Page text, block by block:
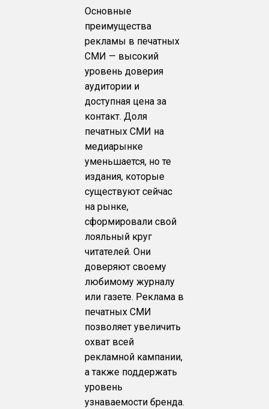
Основные
преимущества
рекламы в печатных
СМИ — высокий
уровень доверия
аудитории и
доступная цена за
контакт. Доля
печатных СМИ на
медиарынке
уменьшается, но те
издания, которые
существуют сейчас
на рынке,
сформировали свой
лояльный круг
читателей. Они
доверяют своему
любимому журналу
или газете. Реклама в
печатных СМИ
позволяет увеличить
охват всей
рекламной кампании,
а также поддержать
уровень
узнаваемости бренда.